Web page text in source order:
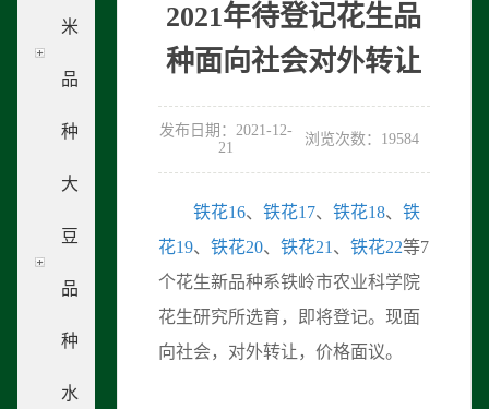
米
品
种
大
豆
品
种
水
2021年待登记花生品
种面向社会对外转让
发布日期：2021-12-
21
浏览次数：19584
铁花16、 铁花17、 铁花18、 铁
花19、 铁花20、 铁花21 、 铁花22等7
个花生新品种系铁岭市农业科学院
花生研究所选育，即将登记。现面
向社会，对外转让，价格面议。